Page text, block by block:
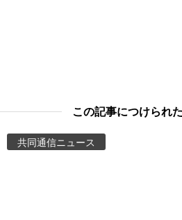
この記事につけられ
共同通信ニュース